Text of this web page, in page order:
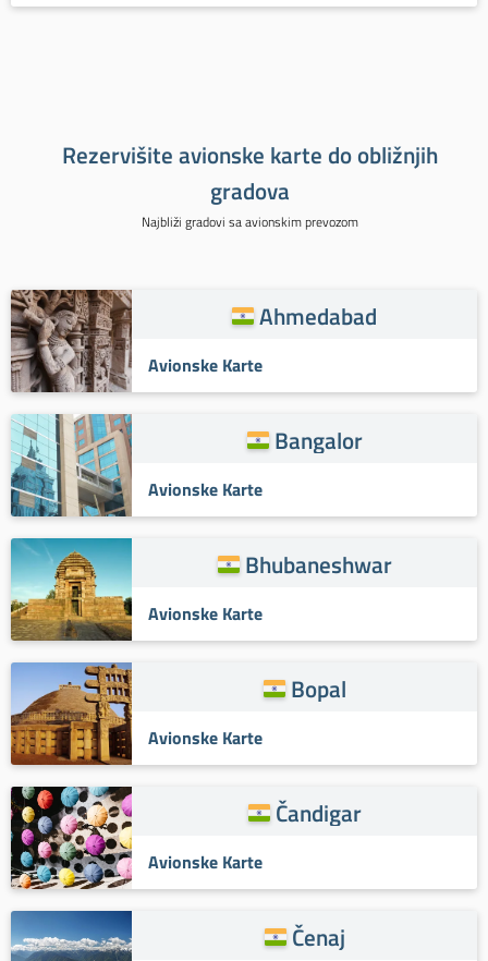
Rezervišite avionske karte do obližnjih
gradova
Najbliži gradovi sa avionskim prevozom
Ahmedabad
Avionske Karte
Bangalor
Avionske Karte
Bhubaneshwar
Avionske Karte
Bopal
Avionske Karte
Čandigar
Avionske Karte
Čenaj